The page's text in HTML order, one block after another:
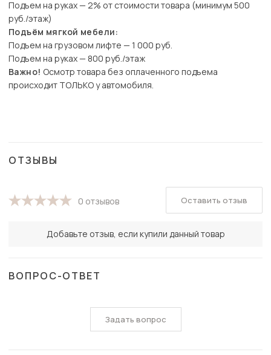
Подъем на руках — 2% от стоимости товара (минимум 500
руб./этаж)
Подъём мягкой мебели:
Подъем на грузовом лифте — 1 000 руб.
Подъем на руках — 800 руб./этаж
Важно! Осмотр товара без оплаченного подъема
происходит ТОЛЬКО у автомобиля.
ОТЗЫВЫ
0 отзывов
Добавьте отзыв, если купили данный товар
Оставить отзыв
ВОПРОС-ОТВЕТ
Задать вопрос